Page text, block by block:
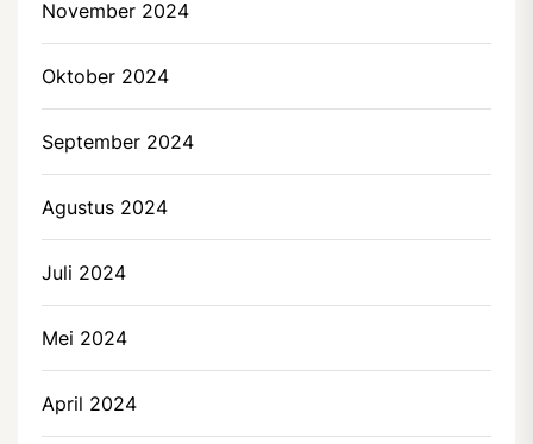
November 2024
Oktober 2024
September 2024
Agustus 2024
Juli 2024
Mei 2024
April 2024